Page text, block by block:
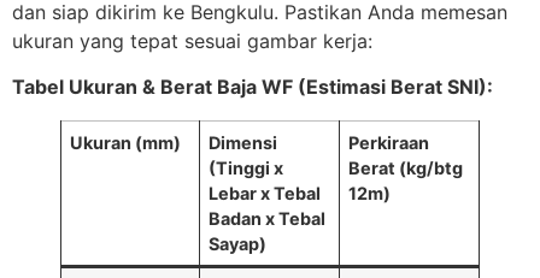
dan siap dikirim ke Bengkulu. Pastikan Anda memesan
ukuran yang tepat sesuai gambar kerja:
Tabel Ukuran & Berat Baja WF (Estimasi Berat SNI):
Ukuran (mm)
Dimensi
(Tinggi x
Lebar x Tebal
Badan x Tebal
Sayap)
Perkiraan
Berat (kg/btg
12m)